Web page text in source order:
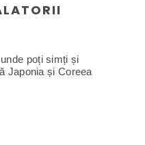
poți simți și
Japonia și Coreea